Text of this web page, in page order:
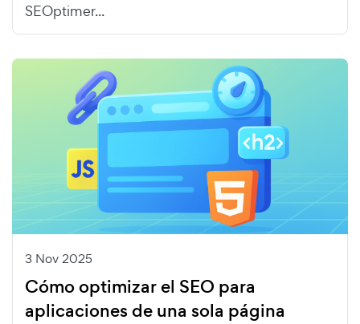
SEOptimer...
3 Nov 2025
Cómo optimizar el SEO para
aplicaciones de una sola página